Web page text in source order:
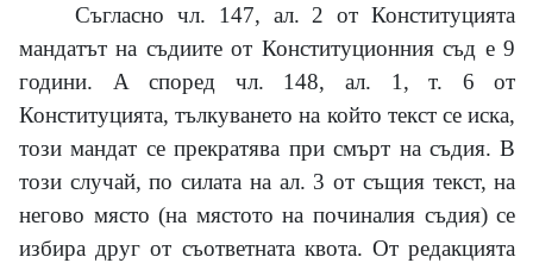
Съгласно чл. 147, ал. 2от Конституцията
мандатът на съдиите от Конституционния съд е9
години. А според чл. 148, ал. 1,т. 6от
Конституцията, тълкуването на който текст се иска,
този мандат се прекратява при смърт на съдия. В
този случай, по силата на ал. 3от същия текст, на
негово място (на мястото на починалия съдия) се
избира друг от съответната квота. От редакцията